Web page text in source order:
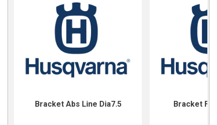
Bracket Abs Line Dia7.5 Bracket